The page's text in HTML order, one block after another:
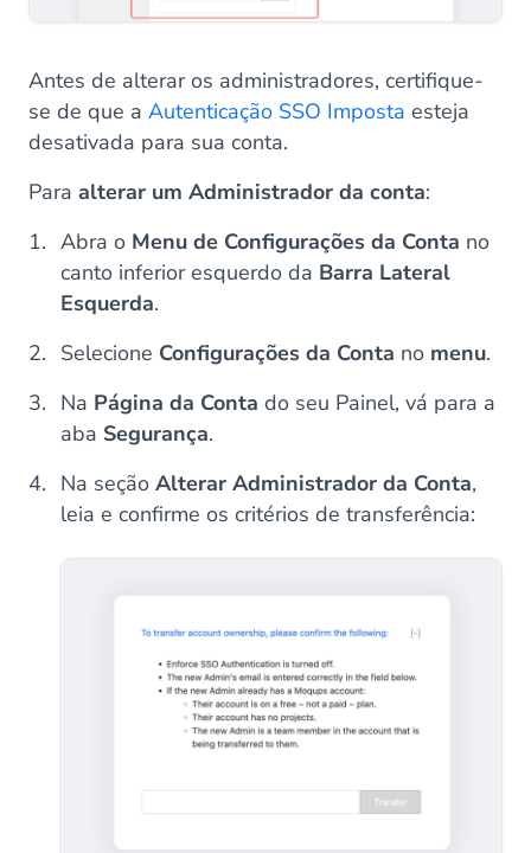
Antes de alterar os administradores, certifique-
se de que a Autenticação SSO Imposta esteja
desativada para sua conta.
Para alterar um Administrador da conta:
Abra o Menu de Configurações da Conta no
canto inferior esquerdo da Barra Lateral
Esquerda.
Selecione Configurações da Conta no menu.
Na Página da Conta do seu Painel, vá para a
aba Segurança.
Na seção Alterar Administrador da Conta,
leia e confirme os critérios de transferência: